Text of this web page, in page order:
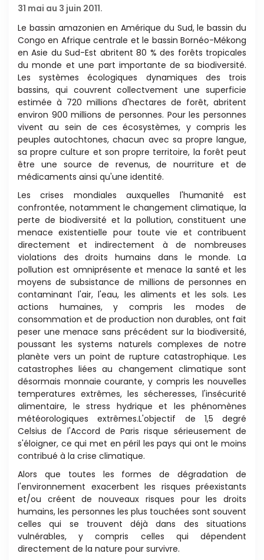
31 mai au 3 juin 2011.
Le bassin amazonien en Amérique du Sud, le bassin du
Congo en Afrique centrale et le bassin Bornéo-Mékong
en Asie du Sud-Est abritent 80 % des forêts tropicales
du monde et une part importante de sa biodiversité.
Les systèmes écologiques dynamiques des trois
bassins, qui couvrent collectvement une superficie
estimée à 720 millions d'hectares de forêt, abritent
environ 900 millions de personnes. Pour les personnes
vivent au sein de ces écosystèmes, y compris les
peuples autochtones, chacun avec sa propre langue,
sa propre culture et son propre territoire, la forêt peut
être une source de revenus, de nourriture et de
médicaments ainsi qu'une identité.
Les crises mondiales auxquelles l'humanité est
confrontée, notamment le changement climatique, la
perte de biodiversité et la pollution, constituent une
menace existentielle pour toute vie et contribuent
directement et indirectement à de nombreuses
violations des droits humains dans le monde. La
pollution est omniprésente et menace la santé et les
moyens de subsistance de millions de personnes en
contaminant l'air, l'eau, les aliments et les sols. Les
actions humaines,
y compris les modes de
consommation et de production non durables, ont fait
peser une menace sans précédent sur la biodiversité,
poussant les systems naturels complexes de notre
planète vers un point derupture catastrophique. Les
catastrophes liées au changement climatique sont
désormais monnaiecourante, y compris les nouvelles
temperatures extrêmes, les sécheresses, l'insécurité
alimentaire, le stress hydrique et les phénomènes
météorologiques
extrêmes.L'objectif de 1,5 degré
Celsius de l'Accord de Paris risque sérieusement de
s'éloigner, ce qui met en péril les pays qui ont le moins
contribué à la crise climatique.
Alors que toutes les formes de dégradation de
l'environnement exacerbent les risques préexistants
et/ou créent de nouveaux risques pour les droits
humains, les personnes les plus touchées sont souvent
celles qui se
trouvent déjà dans des situations
vulnérables, y compris
celles qui dépendent
directement de la nature pour survivre.